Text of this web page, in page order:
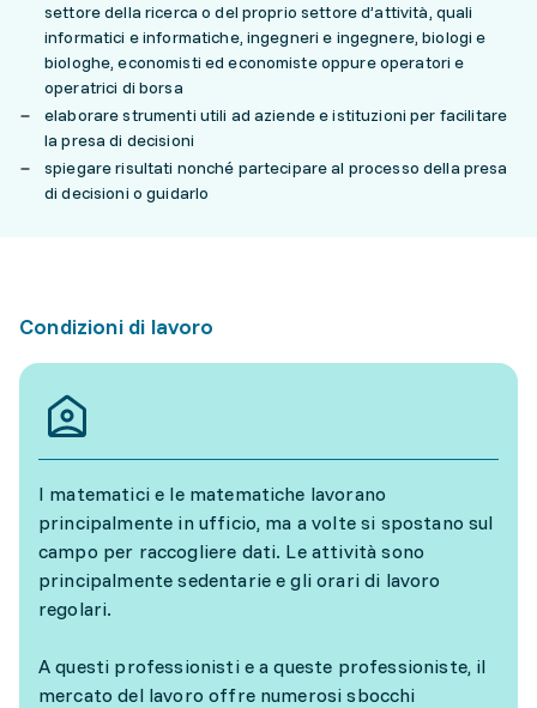
settore della ricerca o del proprio settore d’attività, quali
informatici e informatiche, ingegneri e ingegnere, biologi e
biologhe, economisti ed economiste oppure operatori e
operatrici di borsa
elaborare strumenti utili ad aziende e istituzioni per facilitare
la presa di decisioni
spiegare risultati nonché partecipare al processo della presa
di decisioni o guidarlo
Condizioni di lavoro
I matematici e le matematiche lavorano
principalmente in ufficio, ma a volte si spostano sul
campo per raccogliere dati. Le attività sono
principalmente sedentarie e gli orari di lavoro
regolari.
A questi professionisti e a queste professioniste, il
mercato del lavoro offre numerosi sbocchi